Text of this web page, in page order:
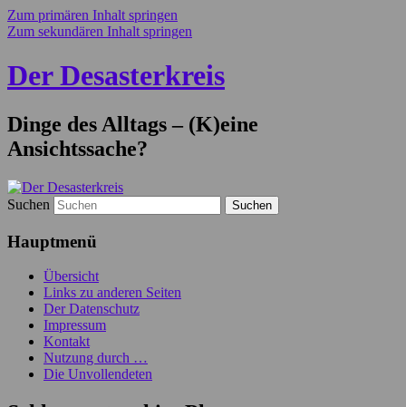
Zum primären Inhalt springen
Zum sekundären Inhalt springen
Der Desasterkreis
Dinge des Alltags – (K)eine
Ansichtssache?
Suchen
Hauptmenü
Übersicht
Links zu anderen Seiten
Der Datenschutz
Impressum
Kontakt
Nutzung durch …
Die Unvollendeten